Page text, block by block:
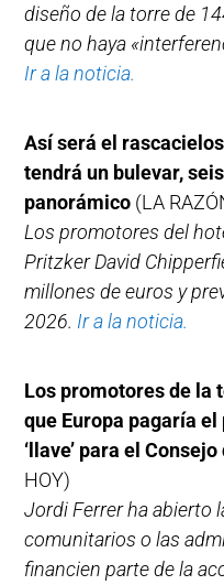
diseño de la torre de
que no haya
Ir a la noticia.
Así será el
tendrá un bulevar,
panorámico (LA
Los promotores del
Pritzker David
millones de euros y
2026. Ir a la noticia.
Los promotores de la
que Europa pagaría
‘llave’ para el
HOY)
Jordi Ferrer ha abierto
comunitarios o las
financien parte de la